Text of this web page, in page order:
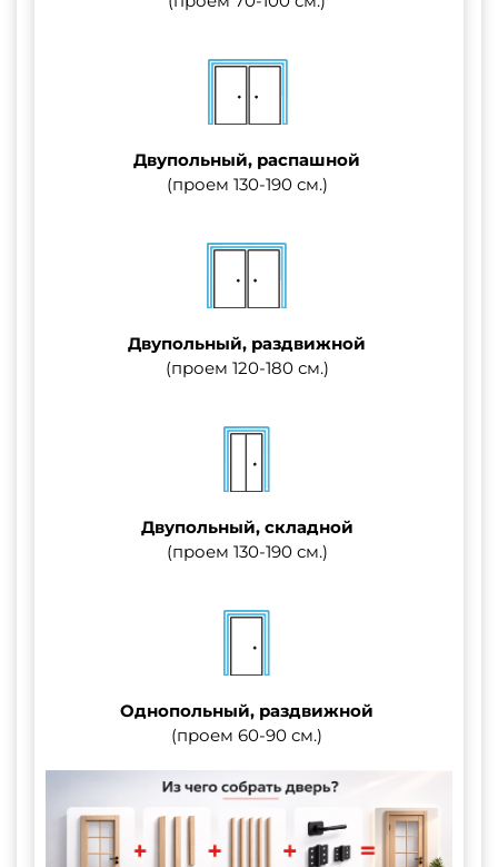
Двупольный, распашной
(проем 130-190 см.)
Двупольный, раздвижной
(проем 120-180 см.)
Двупольный, складной
(проем 130-190 см.)
Однопольный, раздвижной
(проем 60-90 см.)